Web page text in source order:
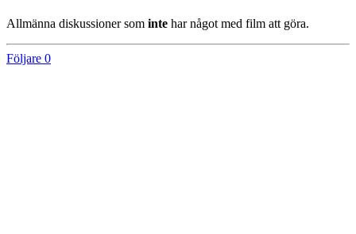
Allmänna diskussioner som inte har något med film att göra.
Följare 0